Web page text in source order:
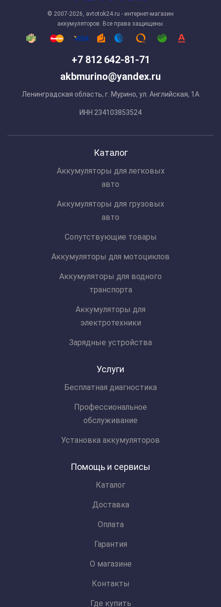
+7 812 642-81-71
akbmurino@yandex.ru
Ленинградская область, г. Мурино, ул. Английская, 1А
ИНН 234103853524
© 2007-2026, avtotok24.ru - интернет-магазин
аккумуляторов. Все права защищены.
Каталог
Аккумуляторы для легковых
авто
Аккумуляторы для грузовых
авто
Сопутствующие товары
Аккумуляторы для мотоциклов
Аккумуляторы для водного
транспорта
Аккумуляторы для
электротехники
Зарядные устройства
Услуги
Бесплатная диагностика
Профессиональное
обслуживание
Установка аккумуляторов
Помощь и сервисы
Каталог
Доставка
Оплата
Гарантия
О магазине
Контакты
Где купить